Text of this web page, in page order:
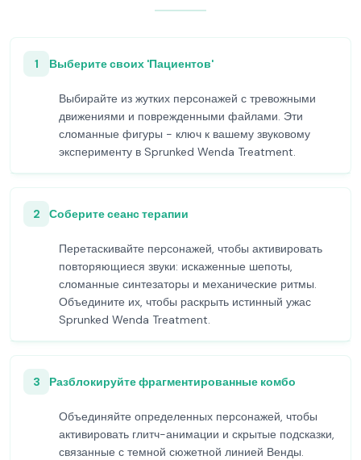
1 Выберите своих 'Пациентов'
Выбирайте из жутких персонажей с тревожными
движениями и поврежденными файлами. Эти
сломанные фигуры - ключ к вашему звуковому
эксперименту в Sprunked Wenda Treatment.
2 Соберите сеанс терапии
Перетаскивайте персонажей, чтобы активировать
повторяющиеся звуки: искаженные шепоты,
сломанные синтезаторы и механические ритмы.
Объедините их, чтобы раскрыть истинный ужас
Sprunked Wenda Treatment.
3 Разблокируйте фрагментированные комбо
Объединяйте определенных персонажей, чтобы
активировать глитч-анимации и скрытые подсказки,
связанные с темной сюжетной линией Венды.